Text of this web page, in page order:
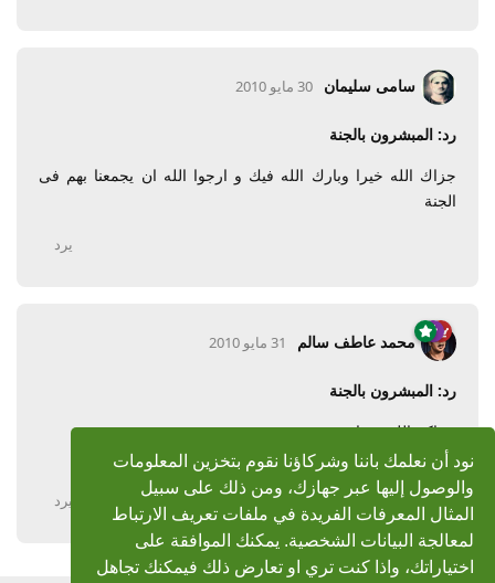
نود أن نعلمك باننا وشركاؤنا نقوم بتخزين المعلومات
والوصول إليها عبر جهازك، ومن ذلك على سبيل
المثال المعرفات الفريدة في ملفات تعريف الارتباط
لمعالجة البيانات الشخصية. يمكنك الموافقة على
اختياراتك، واذا كنت تري او تعارض ذلك فيمكنك تجاهل
سامى سليمان 30 مايو 2010
رد: المبشرون بالجنة
جزاك الله خيرا وبارك الله فيك و ارجوا الله ان يجمعنا بهم فى
الجنة
يرد
محمد عاطف سالم 31 مايو 2010
رد: المبشرون بالجنة
جزاكم الله خيرا
وجعله في ميزان حسناتكم يارب العالمين
يرد